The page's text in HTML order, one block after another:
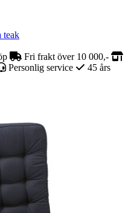
teak
Fri frakt över 10 000,-
Personlig service
45 års